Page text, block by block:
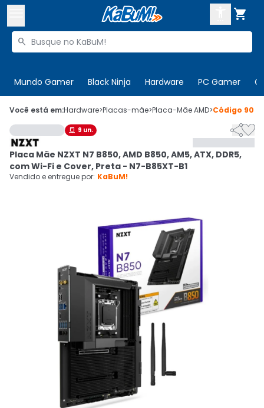

Buscar produtos

Mundo Gamer Black Ninja Hardware PC Gamer
 Olá. Acesse sua conta
 Departamentos
Cupons
CADASTRE-SE
Você está em:Hardware>Placas-mãe>Placa-Mãe AMD>Código
 9 un. 
Placa Mãe NZXT N7 B850, AMD B850, AM5, ATX, DDR5,
com Wi-Fi e Cover, Preta - N7-B85XT-B1
Vendido e entregue por: KaBuM!